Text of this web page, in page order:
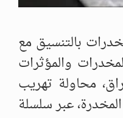
بالتنسيق مع
والمؤثرات
محاولة تهريب
عبر سلسلة